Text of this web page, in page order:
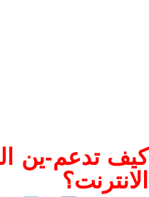
كيف تدعم-ين
الانترنت؟